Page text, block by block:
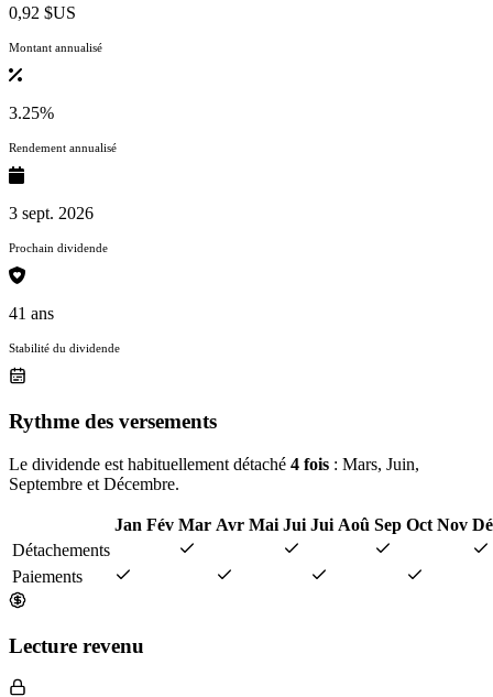
0,92 $US
Montant annualisé
3.25%
Rendement annualisé
3 sept. 2026
Prochain dividende
41 ans
Stabilité du dividende
Rythme des versements
Le dividende est habituellement détaché 4 fois : Mars, Juin,
Septembre et Décembre.
Jan Fév Mar Avr Mai Jui Jui Aoû Sep Oct Nov
Détachements
Paiements
Lecture revenu